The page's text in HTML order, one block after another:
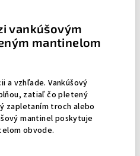
vankúšovým
mantinelom
a vzhľade. Vankúšový
zatiaľ čo pletený
zapletaním troch alebo
mantinel poskytuje
obvode.